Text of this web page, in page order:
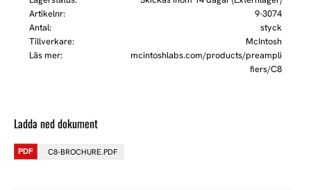
Artikelnr
9-3074
Antal
styck
Tillverkare
McIntosh
Läs mer
mcintoshlabs.com/products/preampli
fiers/C8
Ladda ned dokument
C8-BROCHURE.PDF